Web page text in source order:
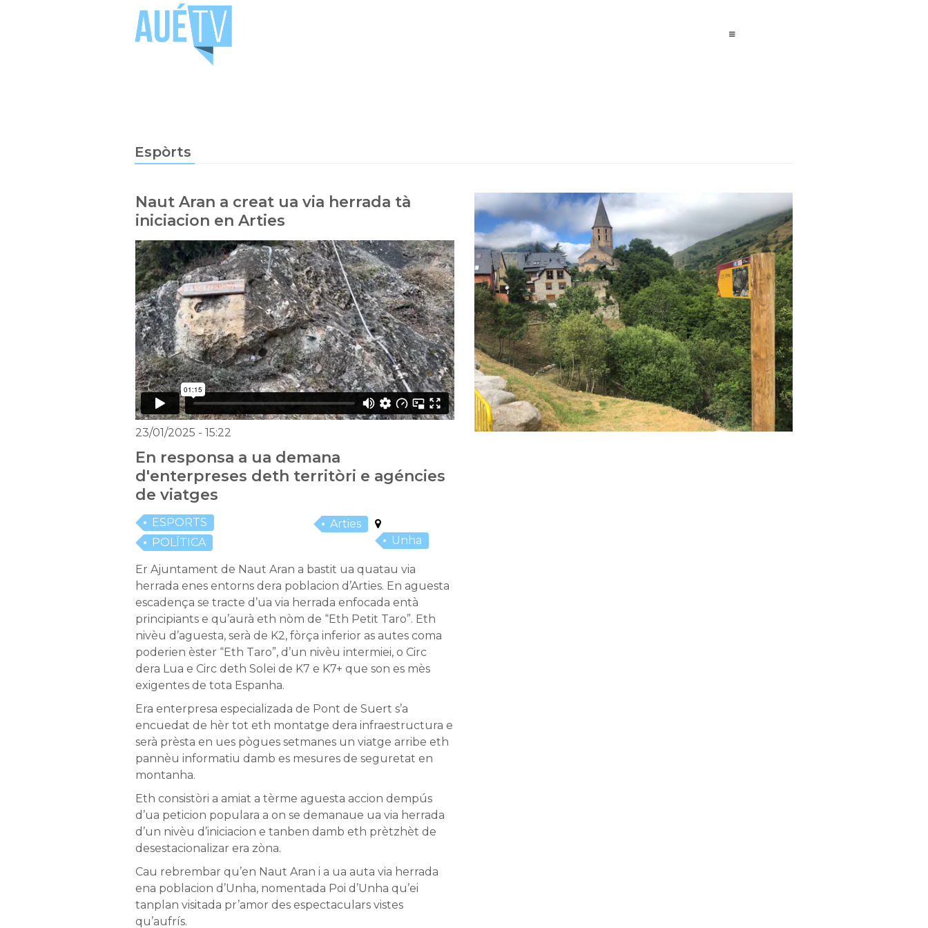
Espòrts
Naut Aran a creat ua via herrada tà
iniciacion en Arties
23/01/2025 - 15:22
En responsa a ua demana
d'enterpreses deth territòri e agéncies
de viatges
ESPORTS
POLÍTICA
Arties
Unha
Er Ajuntament de Naut Aran a bastit ua quatau via
herrada enes entorns dera poblacion d’Arties. En aguesta
escadença se tracte d’ua via herrada enfocada entà
principiants e qu’aurà eth nòm de “Eth Petit Taro”. Eth
nivèu d’aguesta, serà de K2, fòrça inferior as autes coma
poderien èster “Eth Taro”, d’un nivèu intermiei, o Circ
dera Lua e Circ deth Solei de K7 e K7+ que son es mès
exigentes de tota Espanha.
Era enterpresa especializada de Pont de Suert s’a
encuedat de hèr tot eth montatge dera infraestructura e
serà prèsta en ues pògues setmanes un viatge arribe eth
pannèu informatiu damb es mesures de seguretat en
montanha.
Eth consistòri a amiat a tèrme aguesta accion dempús
d’ua peticion populara a on se demanaue ua via herrada
d’un nivèu d’iniciacion e tanben damb eth prètzhèt de
desestacionalizar era zòna.
Cau rebrembar qu’en Naut Aran i a ua auta via herrada
ena poblacion d’Unha, nomentada Poi d’Unha qu’ei
tanplan visitada pr’amor des espectaculars vistes
qu’aufrís.